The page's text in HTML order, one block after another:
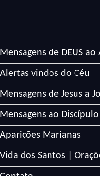
Mensagens de DEUS
Alertas vindos do Céu
Mensagens de Jesus a
Mensagens ao Discípulo
Aparições Marianas
Vida dos Santos |